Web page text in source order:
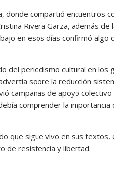
donde compartió encuentros
Rivera Garza, además
en esos días confirmó algo
del periodismo cultural en los
sobre la reducción
campañas de apoyo
comprender la importancia
que sigue vivo en sus textos,
de resistencia y libertad.